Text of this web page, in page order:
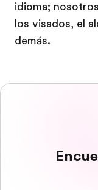
idioma;
los visados, el
demás.